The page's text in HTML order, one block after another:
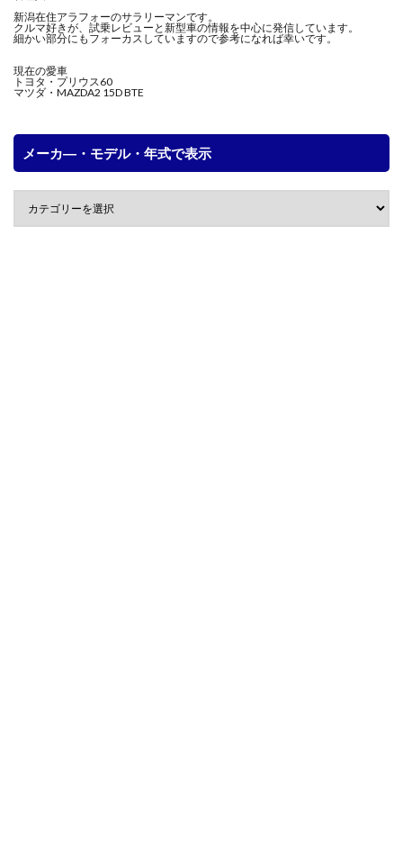
新潟在住アラフォーのサラリーマンです。
クルマ好きが、試乗レビューと新型車の情報を中心に発信しています。
細かい部分にもフォーカスしていますので参考になれば幸いです。
現在の愛車
トヨタ・プリウス60
マツダ・MAZDA2 15D BTE
メーカ―・モデル・年式で表示